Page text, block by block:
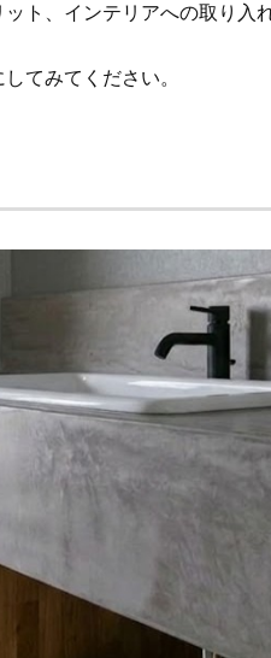
ト、インテリアへの取り入
てみてください。